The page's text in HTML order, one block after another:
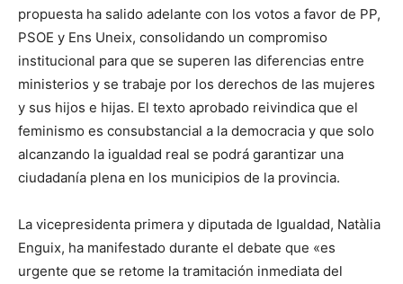
propuesta ha salido adelante con los votos a favor de PP,
PSOE y Ens Uneix, consolidando un compromiso
institucional para que se superen las diferencias entre
ministerios y se trabaje por los derechos de las mujeres
y sus hijos e hijas. El texto aprobado reivindica que el
feminismo es consubstancial a la democracia y que solo
alcanzando la igualdad real se podrá garantizar una
ciudadanía plena en los municipios de la provincia.
La vicepresidenta primera y diputada de Igualdad, Natàlia
Enguix, ha manifestado durante el debate que «es
urgente que se retome la tramitación inmediata del